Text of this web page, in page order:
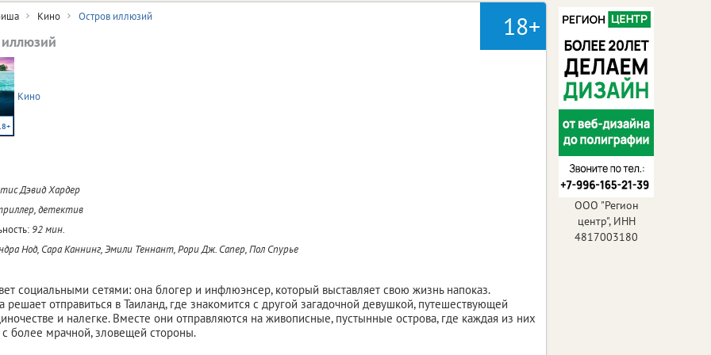
18+
Кино Остров иллюзий
Кино
Дэвид Хардер
детектив
92 мин.
Нод, Сара Каннинг, Эмили Теннант, Рори Дж. Сапер, Пол Спурье
социальными сетями: она блогер и инфлюэнсер, который выставляет свою жизнь напоказ.
отправиться в Таиланд, где знакомится с другой загадочной девушкой, путешествующей
и налегке. Вместе они отправляются на живописные, пустынные острова, где каждая из них
с более мрачной, зловещей стороны.
ООО "Регион
центр", ИНН
4817003180